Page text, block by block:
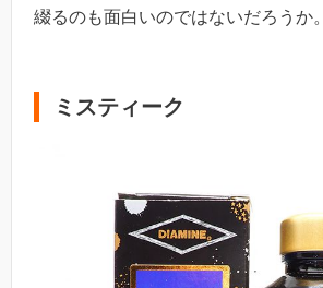
綴るのも面白いのではないだろうか。
ミスティーク